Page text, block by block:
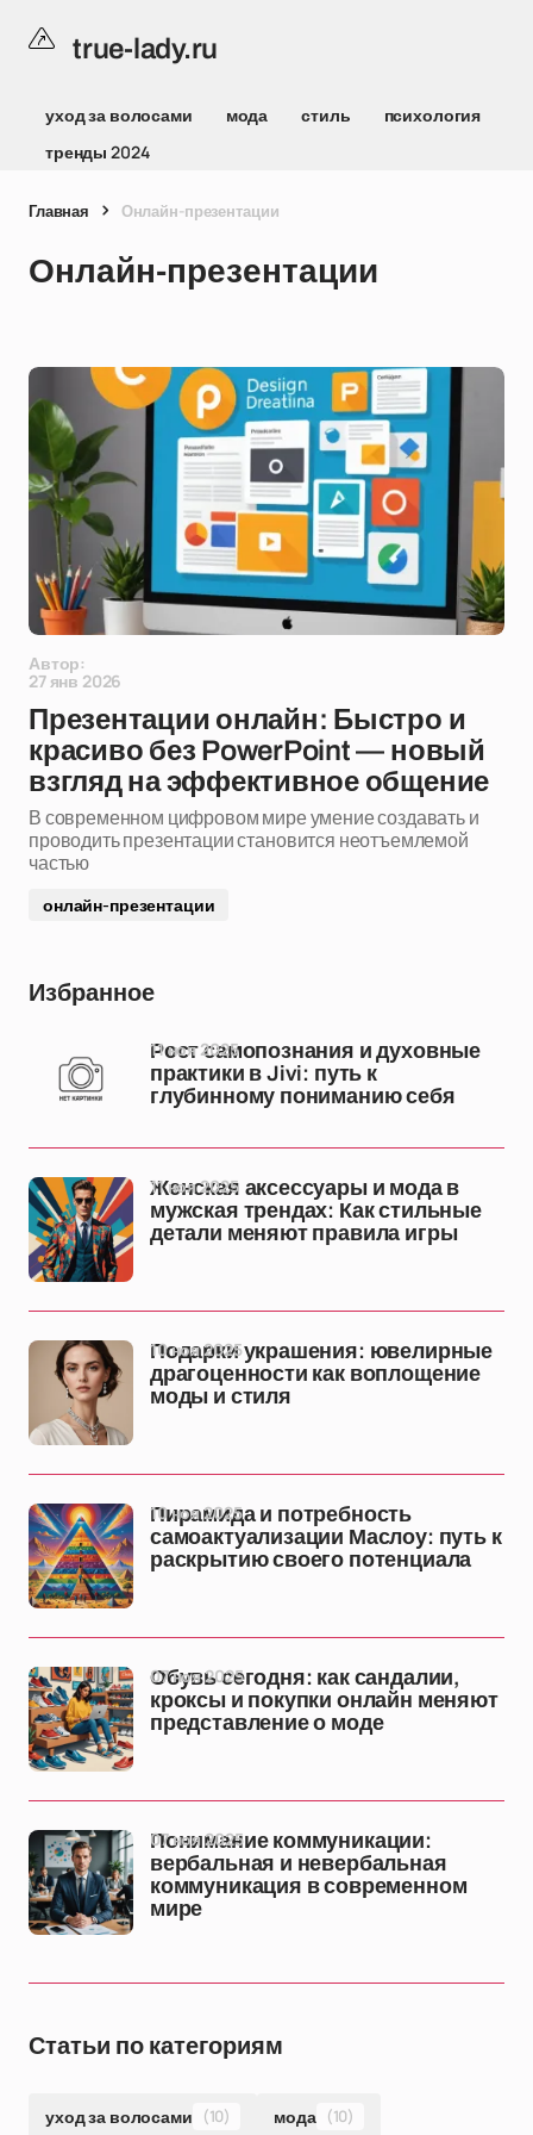
true-lady.ru
уход за волосами мода стиль
психология
тренды 2024
Главная Онлайн-презентации
Онлайн-презентации
Автор:
27 янв 2026
Презентации онлайн: Быстро и
красиво без PowerPoint — новый
взгляд на эффективное общение
В современном цифровом мире умение создавать и
проводить презентации становится неотъемлемой
частью
онлайн-презентации
Избранное
Рост самопознания и духовные
практики в Jivi: путь к
глубинному пониманию себя
11 ноя 2025
Женская аксессуары и мода в
мужская трендах: Как стильные
детали меняют правила игры
11 ноя 2025
Подарки украшения: ювелирные
драгоценности как воплощение
моды и стиля
10 ноя 2025
Пирамида и потребность
самоактуализации Маслоу: путь к
раскрытию своего потенциала
10 ноя 2025
Обувь сегодня: как сандалии,
кроксы и покупки онлайн меняют
представление о моде
07 ноя 2025
Понимание коммуникации:
вербальная и невербальная
коммуникация в современном
мире
07 ноя 2025
Статьи по категориям
уход за волосами (10) мода (10)